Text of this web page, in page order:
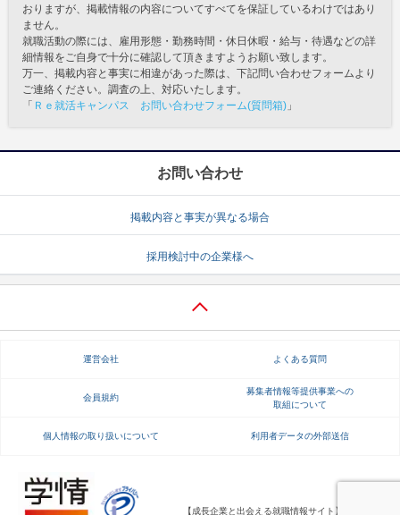
おりますが、掲載情報の内容についてすべてを保証しているわけではあり
ません。
就職活動の際には、雇用形態・勤務時間・休日休暇・給与・待遇などの詳
細情報をご自身で十分に確認して頂きますようお願い致します。
万一、掲載内容と事実に相違があった際は、下記問い合わせフォームより
ご連絡ください。調査の上、対応いたします。
「 Ｒｅ就活キャンパス お問い合わせフォーム(質問箱) 」
お問い合わせ
掲載内容と事実が異なる場合
採用検討中の企業様へ
運営会社 よくある質問
会員規約
募集者情報等提供事業への
取組について
個人情報の取り扱いについて 利用者データの外部送信
【成長企業と出会える就職情報サイト】